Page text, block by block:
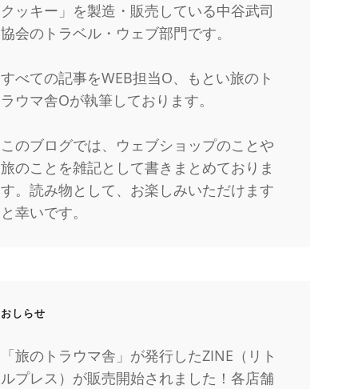
クッキー」を製造・販売している中谷武司
協会のトラベル・ウェブ部門です。
すべての記事をWEB担当O、もとい旅のト
ラウマ舎Oが執筆しております。
このブログでは、ウェブショップのことや
旅のことを雑記として書きまとめておりま
す。読み物として、お楽しみいただけます
と幸いです。
おしらせ
「旅のトラウマ舎」が発行したZINE（リト
ルプレス）が販売開始されました！各店舗